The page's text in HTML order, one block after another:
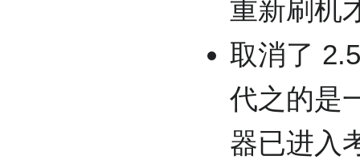
重新刷机
取消了
代之的是
器已进入